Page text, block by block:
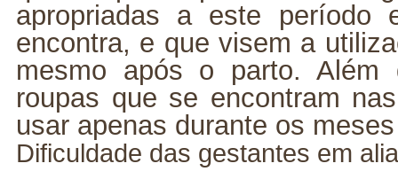
apropriadas a este período
encontra, e que visem a
mesmo após o parto.
roupas que se encontram
usar apenas durante os
Dificuldade das gestantes em